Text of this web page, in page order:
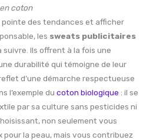
coton
des tendances et afficher
les sweats publicitaires
suivre. Ils offrent à la fois une
durabilité qui témoigne de leur
d’une démarche respectueuse
l’exemple ducoton biologique : il se
par sa culture sans pesticides ni
non seulement vous
la peau, mais vous contribuez